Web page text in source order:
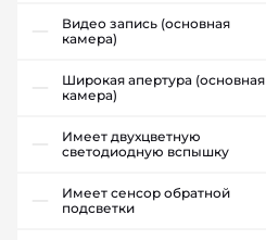
Видео запись (основная
камера)
Широкая апертура (основная
камера)
Имеет двухцветную
светодиодную вспышку
Имеет сенсор обратной
подсветки